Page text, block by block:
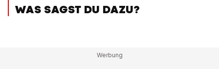
WAS SAGST DU DAZU?